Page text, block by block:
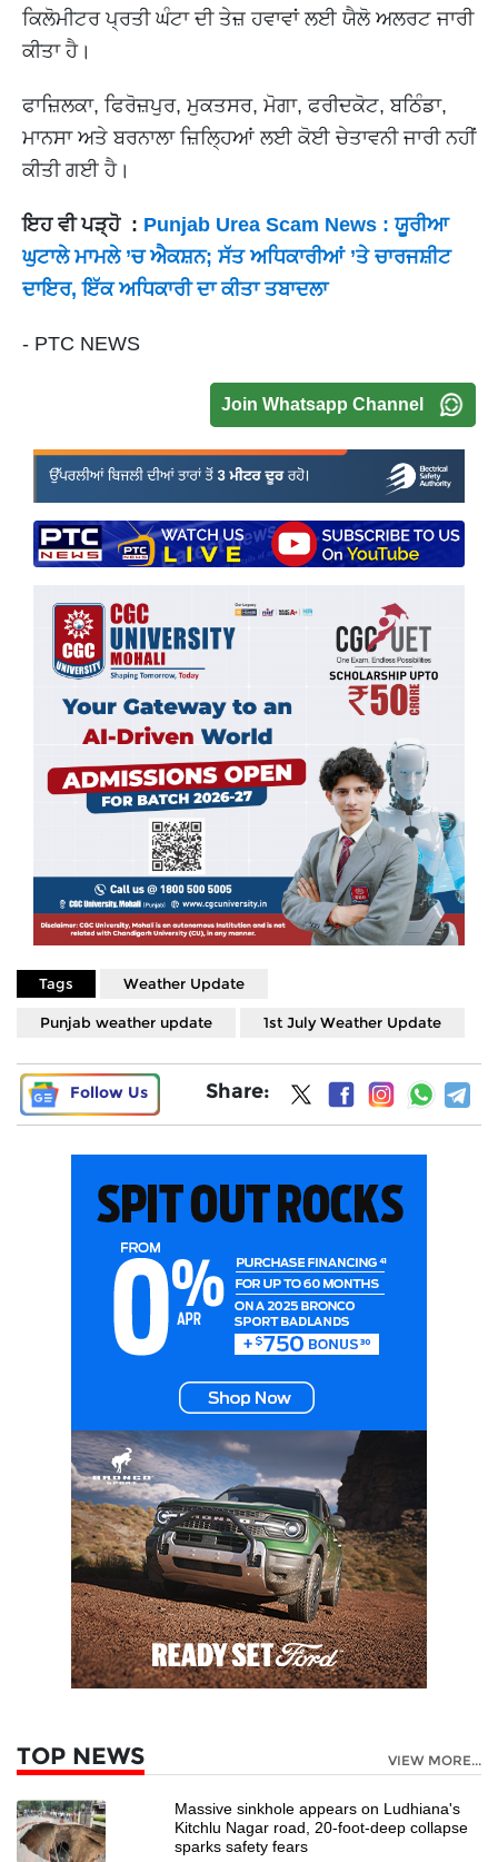
ਕਿਲੋਮੀਟਰ ਪ੍ਰਤੀ ਘੰਟਾ ਦੀ ਤੇਜ਼ ਹਵਾਵਾਂ ਲਈ ਯੈਲੋ ਅਲਰਟ ਜਾਰੀ
ਕੀਤਾ ਹੈ।
ਫਾਜ਼ਿਲਕਾ, ਫਿਰੋਜ਼ਪੁਰ, ਮੁਕਤਸਰ, ਮੋਗਾ, ਫਰੀਦਕੋਟ, ਬਠਿੰਡਾ,
ਮਾਨਸਾ ਅਤੇ ਬਰਨਾਲਾ ਜ਼ਿਲ੍ਹਿਆਂ ਲਈ ਕੋਈ ਚੇਤਾਵਨੀ ਜਾਰੀ ਨਹੀਂ
ਕੀਤੀ ਗਈ ਹੈ।
ਇਹ ਵੀ ਪੜ੍ਹੋ : Punjab Urea Scam News : ਯੂਰੀਆ
ਘੁਟਾਲੇ ਮਾਮਲੇ ’ਚ ਐਕਸ਼ਨ; ਸੱਤ ਅਧਿਕਾਰੀਆਂ ’ਤੇ ਚਾਰਜਸ਼ੀਟ
ਦਾਇਰ, ਇੱਕ ਅਧਿਕਾਰੀ ਦਾ ਕੀਤਾ ਤਬਾਦਲਾ
- PTC NEWS
Join Whatsapp Channel
Tags Weather Update
Punjab weather update 1st July Weather Update
Follow Us Share:
TOP NEWS VIEW MORE...
Massive sinkhole appears on Ludhiana's
Kitchlu Nagar road, 20-foot-deep collapse
sparks safety fears